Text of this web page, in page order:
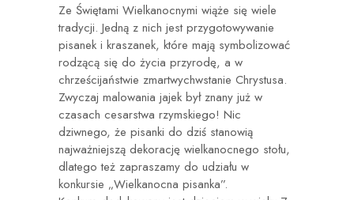
Ze Świętami Wielkanocnymi wiąże się wiele
tradycji. Jedną z nich jest przygotowywanie
pisanek i kraszanek, które mają symbolizować
rodzącą się do życia przyrodę, a w
chrześcijaństwie zmartwychwstanie Chrystusa.
Zwyczaj malowania jajek był znany już w
czasach cesarstwa rzymskiego! Nic
dziwnego, że pisanki do dziś stanowią
najważniejszą dekorację wielkanocnego stołu,
dlatego też zapraszamy do udziału w
konkursie „Wielkanocna pisanka”.